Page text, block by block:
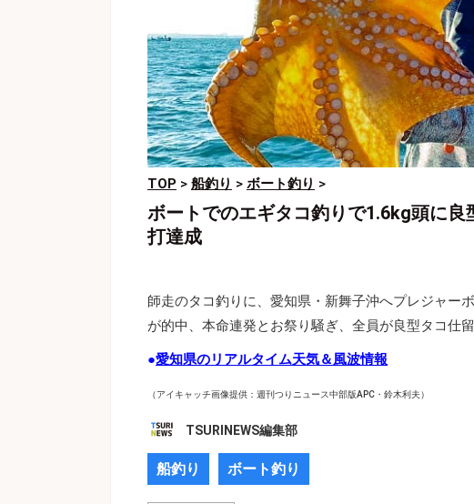
TOP > 船釣り > ボート釣り >
ボートでのエギタコ釣りで1.6kg頭に
打達成
師走のタコ釣りに、愛知県・新舞子沖へプレジャー
が的中、本命連発とお祭り騒ぎ、全員が良型タコ仕
●愛知県のリアルタイム天気＆風波情報
（アイキャッチ画像提供：週刊つりニュース中部版APC・鈴木利夫）
TSURINEWS編集部
船釣り ボート釣り